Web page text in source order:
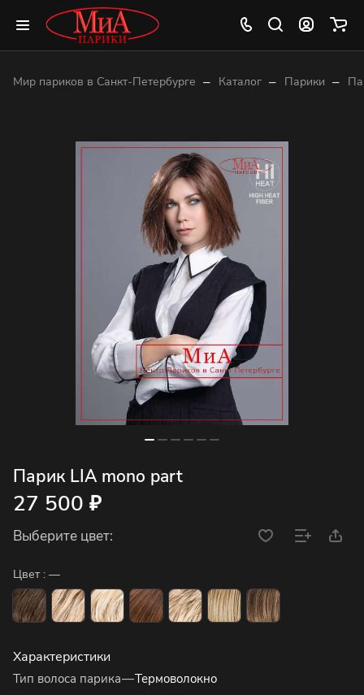
Мир париков в Санкт-Петербурге – Каталог – Парики –
Парик LIA mono part
27 500 ₽
Выберите цвет:
Цвет : —
Характеристики
Тип волоса парика—Термоволокно